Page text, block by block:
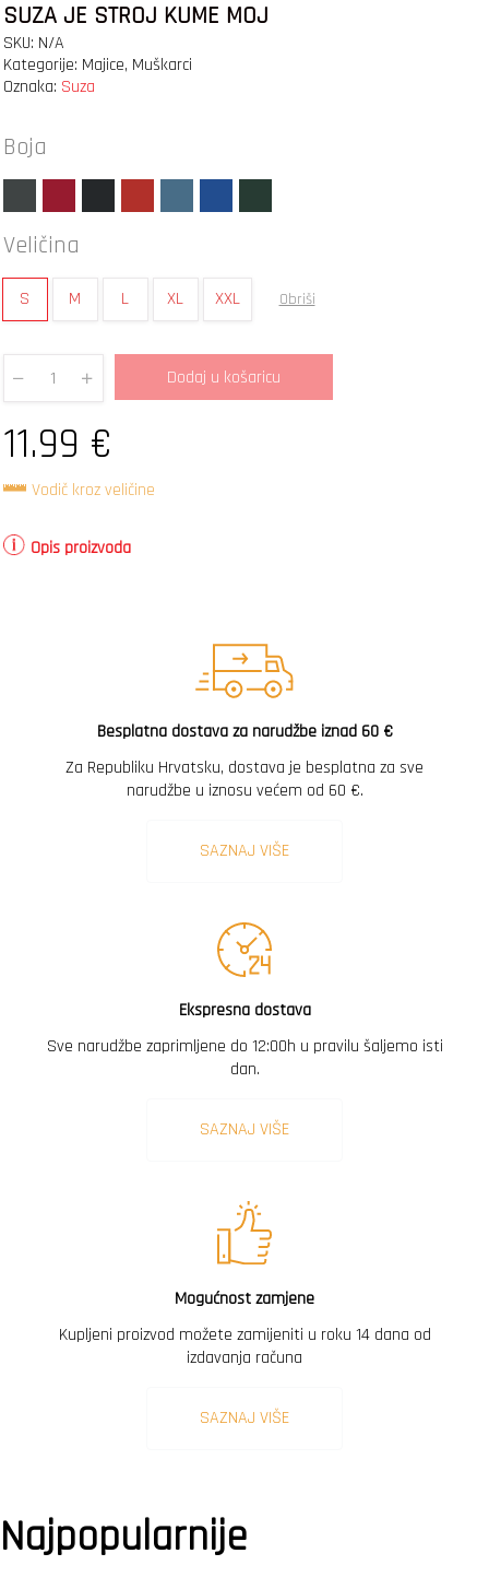
SUZA JE STROJ KUME MOJ
SKU: N/A
Kategorije: Majice, Muškarci
Oznaka: Suza
Boja
Veličina
S M L XL XXL Obriši
Quantity
Dodaj u košaricu
11.99 €
Vodič kroz veličine
Opis proizvoda
Besplatna dostava za narudžbe iznad 60 €
Za Republiku Hrvatsku, dostava je besplatna za sve
narudžbe u iznosu većem od 60 €.
SAZNAJ VIŠE
Ekspresna dostava
Sve narudžbe zaprimljene do 12:00h u pravilu šaljemo isti
dan.
SAZNAJ VIŠE
Mogućnost zamjene
Kupljeni proizvod možete zamijeniti u roku 14 dana od
izdavanja računa
SAZNAJ VIŠE
Najpopularnije